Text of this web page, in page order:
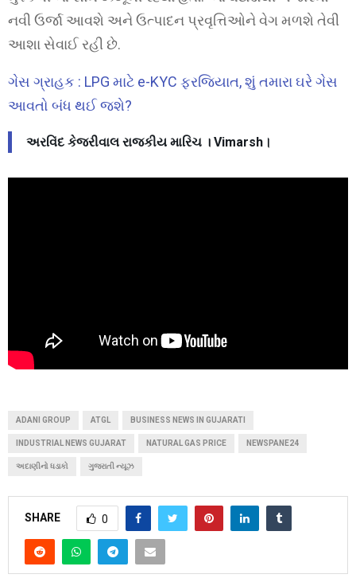
નવી ઉર્જા આવશે અને ઉત્પાદન પ્રવૃત્તિઓને વેગ મળશે તેવી
આશા સેવાઈ રહી છે.
ગેસ ગ્રાહક : LPG માટે e-KYC ફરજિયાત, શું તમારા ઘરે ગેસ
આવતો બંધ થઈ જશે?
અરવિંદ કેજરીવાલ રાજકીય મારિચ । Vimarsh।
ADANI GROUP ATGL BUSINESS NEWS IN GUJARATI
INDUSTRIAL NEWS GUJARAT NATURAL GAS PRICE NEWSPANE24
અદાણીનો ધડાકો ગુજરાતી ન્યૂઝ
SHARE 0